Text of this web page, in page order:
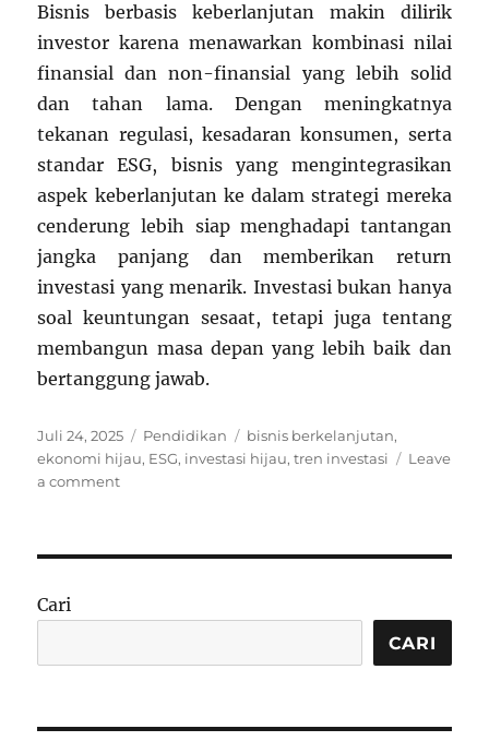
Bisnis berbasis keberlanjutan makin dilirik
investor karena menawarkan kombinasi nilai
finansial dan non-finansial yang lebih solid
dan tahan lama. Dengan meningkatnya
tekanan regulasi, kesadaran konsumen, serta
standar ESG, bisnis yang mengintegrasikan
aspek keberlanjutan ke dalam strategi mereka
cenderung lebih siap menghadapi tantangan
jangka panjang dan memberikan return
investasi yang menarik. Investasi bukan hanya
soal keuntungan sesaat, tetapi juga tentang
membangun masa depan yang lebih baik dan
bertanggung jawab.
Posted
on
Juli 24, 2025 Categories
Pendidikan Tags
bisnis berkelanjutan,
ekonomi hijau, ESG, investasi hijau,tren investasi
Leave
a commenton
Dilirik
Ini
Cari
CARI